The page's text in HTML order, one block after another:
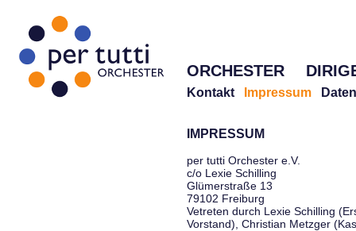
ORCHESTER
Kontakt Impressum
IMPRESSUM
per tutti Orchester e.V.
c/o Lexie Schilling
Glümerstraße 13
79102 Freiburg
Vetreten durch Lexie Schilling
Vorstand), Christian Metzger